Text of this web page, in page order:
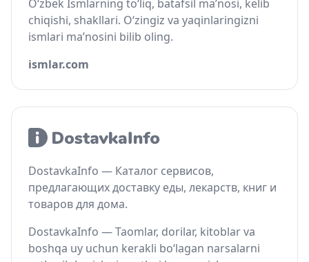
O‘zbek Ismlarning to‘liq, batafsil ma’nosi, kelib
chiqishi, shakllari. O‘zingiz va yaqinlaringizni
ismlari ma’nosini bilib oling.
ismlar.com
DostavkaInfo — Каталог сервисов,
предлагающих доставку еды, лекарств, книг и
товаров для дома.
DostavkaInfo — Taomlar, dorilar, kitoblar va
boshqa uy uchun kerakli bo‘lagan narsalarni